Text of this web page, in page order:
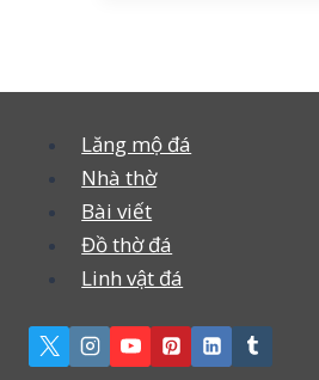
Lăng mộ đá
Nhà thờ
Bài viết
Đồ thờ đá
Linh vật đá